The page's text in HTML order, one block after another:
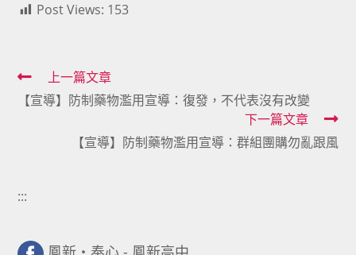
Post Views: 153
Read
more
上一篇文章
【宣導】防制藥物濫用宣導：復發，不代表沒有改變
下一篇文章
【宣導】防制藥物濫用宣導：群組團購勿亂跟風
:::